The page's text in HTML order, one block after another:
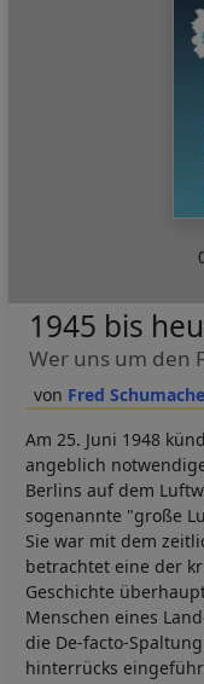
Fred
1945 bis
Wer uns um den
Am 25. Juni 1948
angeblich
Berlins auf dem
sogenannte "große
Sie war mit dem
betrachtet eine der
Geschichte
Menschen eines
die De-facto-
hinterrücks